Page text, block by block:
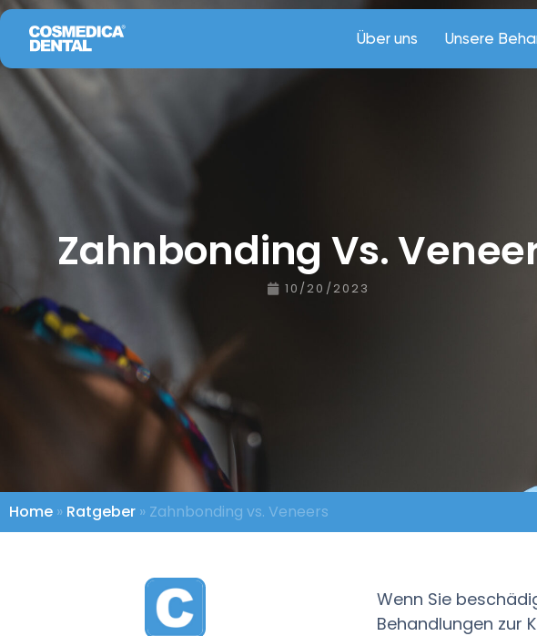
Über uns Unsere
Zahnbonding Vs.
10/20/2023
Home » Ratgeber » Zahnbonding vs. Veneers
Wenn Sie
Behandlungen zur